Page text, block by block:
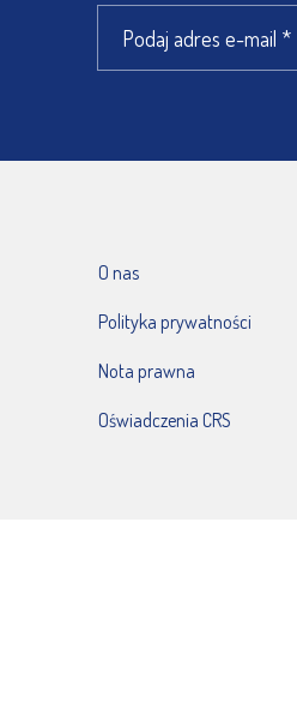
O nas
Polityka prywatności
Nota prawna
Oświadczenia CRS